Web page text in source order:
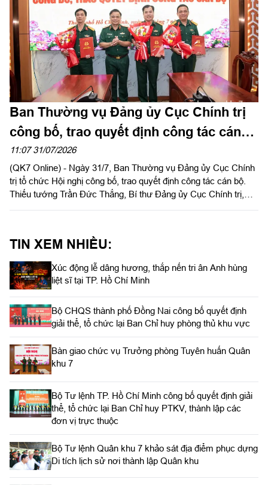
Ban Thường vụ Đảng ủy Cục Chính trị
công bố, trao quyết định công tác cán
bộ
11:07 31/07/2026
(QK7 Online) - Ngày 31/7, Ban Thường vụ Đảng ủy Cục Chính
trị tổ chức Hội nghị công bố, trao quyết định công tác cán bộ.
Thiếu tướng Trần Đức Thắng, Bí thư Đảng ủy Cục Chính trị,
TIN XEM NHIỀU:
Xúc động lễ dâng hương, thắp nến tri ân Anh hùng
liệt sĩ tại TP. Hồ Chí Minh
Bộ CHQS thành phố Đồng Nai công bố quyết định
giải thể, tổ chức lại Ban Chỉ huy phòng thủ khu vực
Bàn giao chức vụ Trưởng phòng Tuyên huấn Quân
khu 7
Bộ Tư lệnh TP. Hồ Chí Minh công bố quyết định giải
thể, tổ chức lại Ban Chỉ huy PTKV, thành lập các
đơn vị trực thuộc
Bộ Tư lệnh Quân khu 7 khảo sát địa điểm phục dựng
Di tích lịch sử nơi thành lập Quân khu